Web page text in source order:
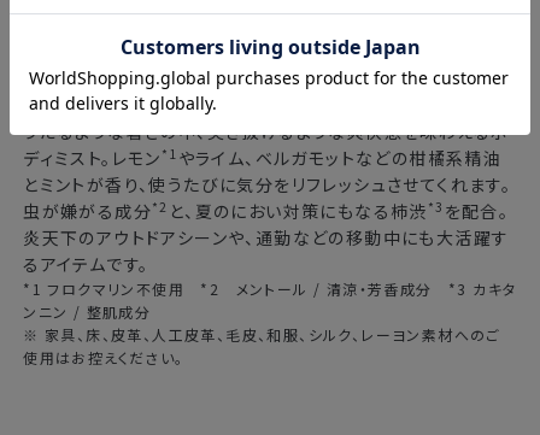
アイスミント ボディミスト エクストラクール
50mL 2,090円
うだるような暑さの中、突き抜けるような爽快感を味わえるボ
ディミスト。レモン *1 やライム、ベルガモットなどの柑橘系精油
とミントが香り、使うたびに気分をリフレッシュさせてくれます。
虫が嫌がる成分*2 と、夏のにおい対策にもなる柿渋 *3 を配合。
炎天下のアウトドアシーンや、通勤などの移動中にも大活躍す
るアイテムです。
*1 フロクマリン不使用 *2 メントール / 清涼・芳香成分 *3 カキタ
ンニン / 整肌成分
※ 家具、床、皮革、人工皮革、毛皮、和服、シルク、レーヨン素材へのご
使用はお控えください。